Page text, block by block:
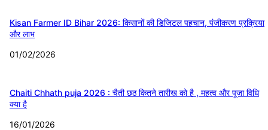
Kisan Farmer ID Bihar 2026: किसानों की डिजिटल पहचान, पंजीकरण प्रक्रिया
और लाभ
01/02/2026
Chaiti Chhath puja 2026 : चैती छठ कितने तारीख को है , महत्व और पूजा विधि
क्या है
16/01/2026